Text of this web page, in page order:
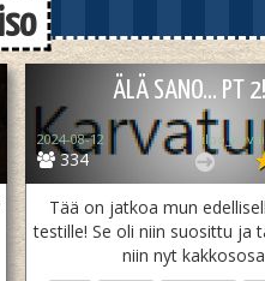
iso
ÄLÄ SANO... PT
334
2024-08-12
Tää on jatkoa mun
testille! Se oli niin suosittu ja
niin nyt